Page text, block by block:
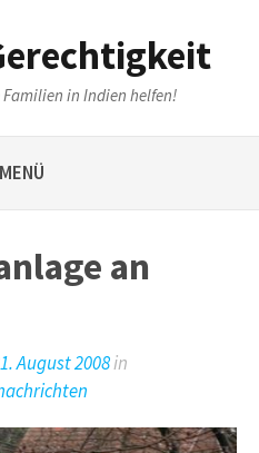
in Indien helfen!
MENÜ
an
August 2008in